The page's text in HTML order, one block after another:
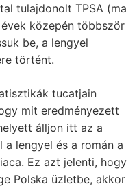
tulajdonolt TPSA (ma
közepén többször
be, a lengyel
történt.
tucatjain
mit eredményezett
álljon itt az a
lengyel és a román a
Ez azt jelenti, hogy
Polska üzletbe, akkor